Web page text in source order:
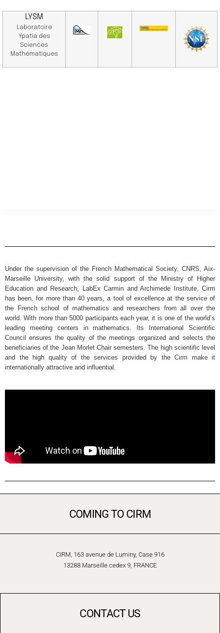
LYSM
Laboratoire
Ypatia des
Sciences
Mathématiques
Under the supervision of the French Mathematical Society, CNRS, Aix-
Marseille University, with the solid support of the Ministry of Higher
Education and Research, LabEx Carmin and Archimede Institute, Cirm
has been, for more than 40 years, a tool of excellence at the service of
the French school of mathematics and researchers from all over the
world. With more than 5000 participants each year, it is one of the world’s
leading meeting centers in mathematics. Its International Scientific
Council ensures the quality of the meetings organized and selects the
beneficiaries of the Jean Morlet Chair semesters. The high scientific level
and the high quality of the services provided by the Cirm make it
internationally attractive and influential.
COMING TO CIRM
CIRM, 163 avenue de Luminy, Case 916
13288 Marseille cedex 9, FRANCE
CONTACT US